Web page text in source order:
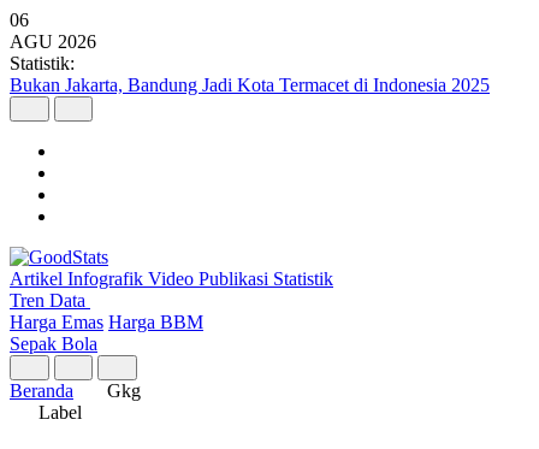
06
AGU 2026
Statistik:
Bukan Jakarta, Bandung Jadi Kota Termacet di Indonesia 2025
Artikel Infografik Video Publikasi Statistik
Tren Data
Harga Emas Harga BBM
Sepak Bola
Beranda
Gkg
Label